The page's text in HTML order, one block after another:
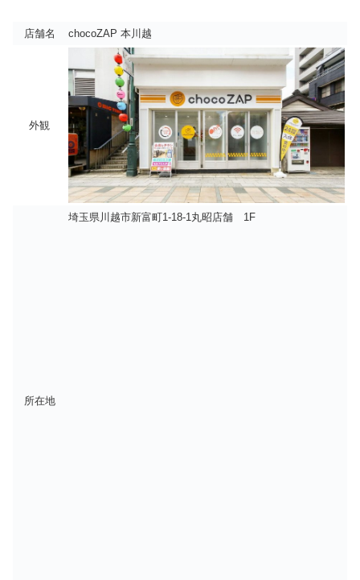
店舗名 chocoZAP 本川越
外観
所在地
埼玉県川越市新富町1-18-1丸昭店舗 1F